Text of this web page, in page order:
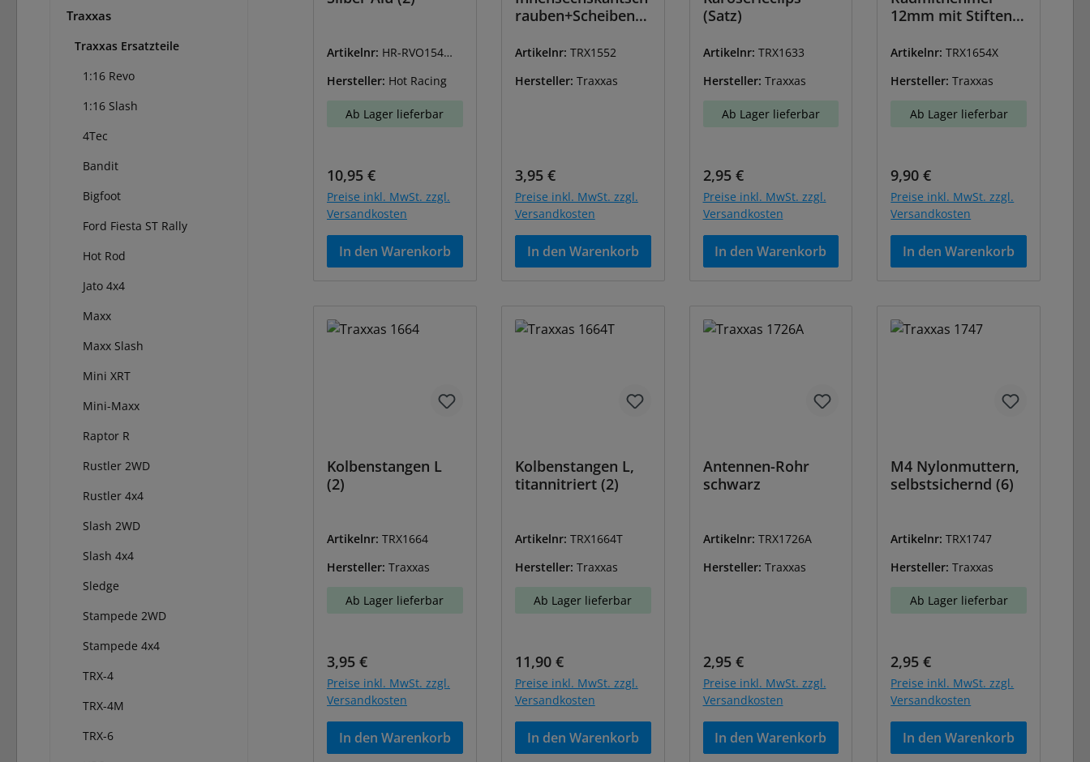
Traxxas
Traxxas Ersatzteile
1:16 Revo
1:16 Slash
4Tec
Bandit
Bigfoot
Ford Fiesta ST Rally
Hot Rod
Jato 4x4
Maxx
Maxx Slash
Mini XRT
Mini-Maxx
Raptor R
Rustler 2WD
Rustler 4x4
Slash 2WD
Slash 4x4
Sledge
Stampede 2WD
Stampede 4x4
TRX-4
TRX-4M
TRX-6
Artikelnr: HR-RVO154M0
Hersteller: Hot Racing
Ab Lager lieferbar
Regulärer Preis:
10,95 €
Preise inkl. MwSt. zzgl.
Versandkosten
In den Warenkorb
rauben+Scheiben f.
Artikelnr: TRX1552
Hersteller: Traxxas
Regulärer Preis:
3,95 €
Preise inkl. MwSt. zzgl.
Versandkosten
In den Warenkorb
(Satz)
Artikelnr: TRX1633
Hersteller: Traxxas
Ab Lager lieferbar
Regulärer Preis:
2,95 €
Preise inkl. MwSt. zzgl.
Versandkosten
In den Warenkorb
12mm mit Stiften
Artikelnr:TRX1654X
Hersteller:Traxxas
Ab Lager lieferbar
Regulärer Preis:
9,90 €
Preise inkl. MwSt. zzgl.
Versandkosten
In den Warenkorb
Kolbenstangen L
(2)
Artikelnr: TRX1664
Hersteller: Traxxas
Ab Lager lieferbar
Regulärer Preis:
3,95 €
Preise inkl. MwSt. zzgl.
Versandkosten
In den Warenkorb
Kolbenstangen L,
titannitriert (2)
Artikelnr: TRX1664T
Hersteller: Traxxas
Ab Lager lieferbar
Regulärer Preis:
11,90 €
Preise inkl. MwSt. zzgl.
Versandkosten
In den Warenkorb
Antennen-Rohr
schwarz
Artikelnr: TRX1726A
Hersteller: Traxxas
Regulärer Preis:
2,95 €
Preise inkl. MwSt. zzgl.
Versandkosten
In den Warenkorb
M4 Nylonmuttern,
selbstsichernd (6)
Artikelnr:TRX1747
Hersteller:Traxxas
Ab Lager lieferbar
Regulärer Preis:
2,95 €
Preise inkl. MwSt. zzgl.
Versandkosten
In den Warenkorb